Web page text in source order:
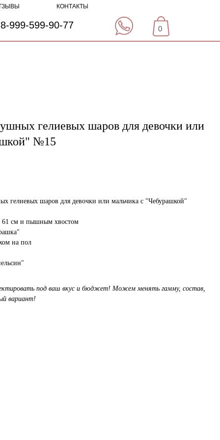
КОНТАКТЫ
0
8-999-599-90-77
гелиевых шаров для девочки или
№15
гелиевых шаров для девочки или мальчика с "Чебурашкой"
61 см и пышным хвостом
на пол
под ваш вкус и бюджет! Можем менять гамму, состав,
вариант!